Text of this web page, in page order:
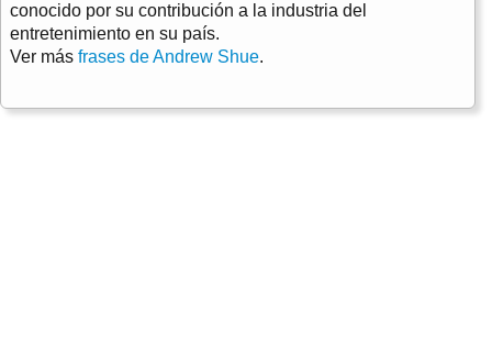
conocido por su contribución a la industria del
entretenimiento en su país.
Ver más frases de Andrew Shue.